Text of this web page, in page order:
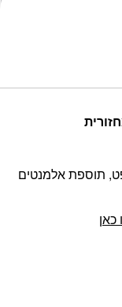
⁦₪118.00⁩
תוספת אלמנטים
כאן